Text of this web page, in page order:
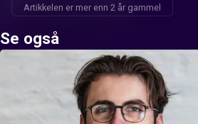
Artikkelen er mer enn 2 år gammel
Se også